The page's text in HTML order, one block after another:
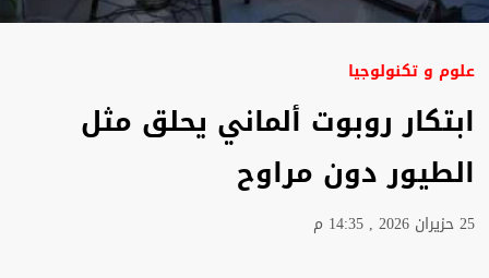
علوم و تكنولوجيا
ابتكار روبوت ألماني يحلق مثل
الطيور دون مراوح
25 حزيران 2026 , 14:35 م